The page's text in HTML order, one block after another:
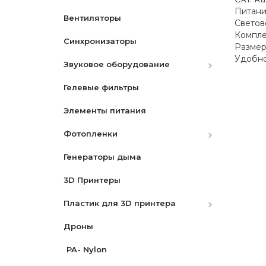
Аккумуляторы
Canon
Nikon
Зарядные устройства
Canon
Nikon
Sony
Ремни
Защитные экраны
Бленды
Разное
Видоискатели
Вентиляторы
Синхронизаторы
Звуковое оборудование
Микрофоны
Микшеры и адаптеры
Рекордеры
Гелевые фильтры
Элементы питания
Фотопленки
Фотопленки Черно-Белые
Фотопленка цветная
Генераторы дыма
3D Принтеры
Пластик для 3D принтера
PLA
PLA Pro
PA- Nylon
Дроны